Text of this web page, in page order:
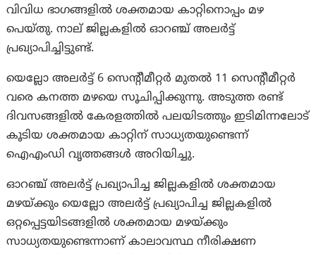
വിവിധ ഭാഗങ്ങളിൽ ശക്തമായ കാറ്റിനൊപ്പം മഴ
പെയ്തു. നാല് ജില്ലകളില്‍ ഓറഞ്ച് അലര്‍ട്ട്
പ്രഖ്യാപിച്ചിട്ടുണ്ട്.
യെല്ലോ അലർട്ട് 6 സെന്റീമീറ്റർ മുതൽ 11 സെന്റീമീറ്റർ
വരെ കനത്ത മഴയെ സൂചിപ്പിക്കുന്നു. അടുത്ത രണ്ട്
ദിവസങ്ങളിൽ കേരളത്തിൽ പലയിടത്തും ഇടിമിന്നലോട്
കൂടിയ ശക്തമായ കാറ്റിന് സാധ്യതയുണ്ടെന്ന്
ഐഎംഡി വൃത്തങ്ങൾ അറിയിച്ചു.
ഓറഞ്ച് അലര്‍ട്ട് പ്രഖ്യാപിച്ച ജില്ലകളില്‍ ശക്തമായ
മഴയ്‌ക്കും യെല്ലോ അലര്‍ട്ട് പ്രഖ്യാപിച്ച ജില്ലകളില്‍
ഒറ്റപ്പെട്ടയിടങ്ങളില്‍ ശക്തമായ മഴയ്‌ക്കും
സാധ്യതയുണ്ടെന്നാണ് കാലാവസ്ഥ നീരിക്ഷണ